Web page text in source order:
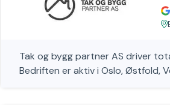
Tak og bygg partner AS driver
Bedriften er aktiv i Oslo, Østfold,